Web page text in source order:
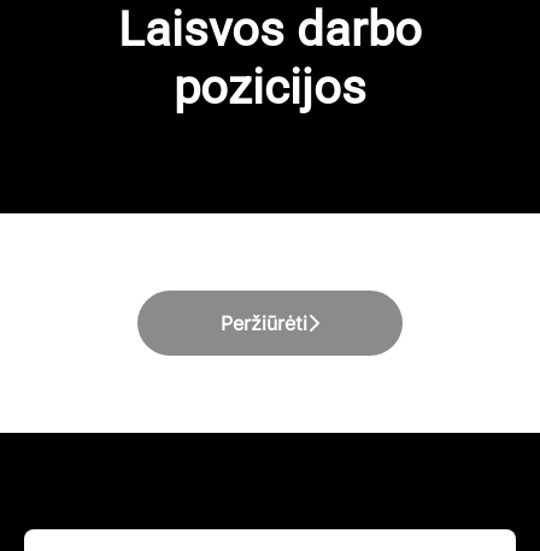
Laisvos darbo
pozicijos
Peržiūrėti